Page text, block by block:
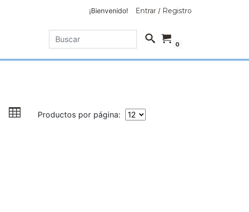
¡Bienvenido! Entrar / Registro
0
Productos por página: